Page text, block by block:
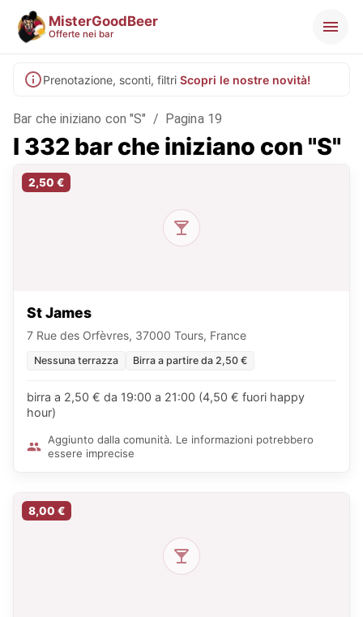
MisterGoodBeer
Offerte nei bar
Prenotazione, sconti, filtri Scopri le nostre novità!
Bar che iniziano con "S" / Pagina 19
I 332 bar che iniziano con "S"
2,50 €
St James
7 Rue des Orfèvres, 37000 Tours, France
Nessuna terrazza Birra a partire da 2,50 €
birra a 2,50 € da 19:00 a 21:00 (4,50 € fuori happy
hour)
Aggiunto dalla comunità. Le informazioni potrebbero
essere imprecise
8,00 €